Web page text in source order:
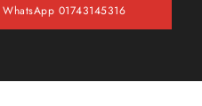
01743145316